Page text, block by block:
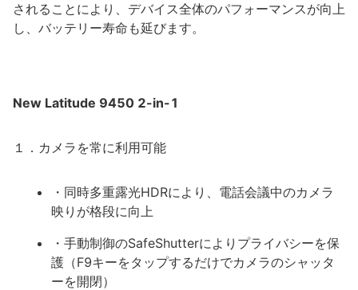
されることにより、デバイス全体のパフォーマンスが向上
し、バッテリー寿命も延びます。
New Latitude 9450 2-in-1
１．カメラを常に利用可能
・同時多重露光HDRにより、電話会議中のカメラ
映りが格段に向上
・手動制御のSafeShutterによりプライバシーを保
護（F9キーをタップするだけでカメラのシャッタ
ーを開閉）